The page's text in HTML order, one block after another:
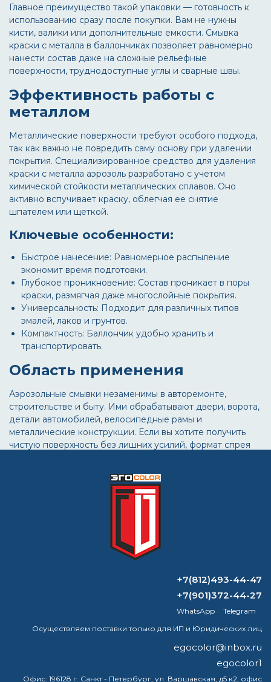
Главное преимущество такой упаковки — готовность к
использованию сразу после покупки. Вам не нужны
кисти, валики или дополнительные емкости. Смывка
краски с металла в баллончиках позволяет равномерно
нанести состав даже на сложные рельефные
поверхности, труднодоступные углы и сварные швы.
Эффективность работы с
металлом
Металлические поверхности требуют особого подхода,
так как важно не повредить саму основу при удалении
покрытия. Специализированное средство для удаления
краски с металла аэрозоль разработано с учетом
химической стойкости металлических сплавов. Оно
активно вспучивает краску, облегчая ее снятие
шпателем или щеткой.
Ключевые особенности:
Быстрое нанесение: Равномерное распыление
экономит время подготовки.
Глубокое проникновение: Состав проникает в поры
краски, размягчая даже многослойные покрытия.
Универсальность: Подходит для различных типов
эмалей, лаков и грунтов.
Компактность: Баллончик удобно хранить и
транспортировать.
Область применения
Аэрозольные смывки незаменимы в авторемонте,
строительстве и быту. Ими обрабатывают двери, ворота,
детали автомобилей, велосипедные рамы и
металлические конструкции. Если вы хотите получить
чистую поверхность без лишних усилий, формат спрея
Готовы начать ремонт?
Закажите качественную химию для удаления покрытий
ВОПРОС-ОТВЕТ
На каком металле образуется патина?
+7(812)493-44-47
+7(901)372-44-27
WhatsApp
Telegram
Осуществляем поставки только для ИП и Юридических лиц
egocolor@inbox.ru
egocolor1
Офис: 196128 г. Санкт - Петербург, ул. Варшавская, д5 к2, офис